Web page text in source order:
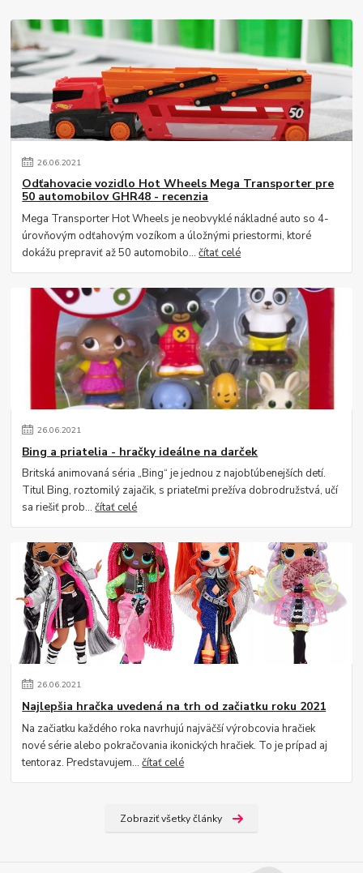
26.06.2021
Odťahovacie vozidlo Hot Wheels Mega Transporter pre
50 automobilov GHR48 - recenzia
Mega Transporter Hot Wheels je neobvyklé nákladné auto so 4-
úrovňovým odťahovým vozíkom a úložnými priestormi, ktoré
dokážu prepraviť až 50 automobilo...čítať celé
26.06.2021
Bing a priatelia - hračky ideálne na darček
Britská animovaná séria „Bing“ je jednou z najobľúbenejších detí.
Titul Bing, roztomilý zajačik, s priateľmi prežíva dobrodružstvá, učí
sa riešiť prob...čítať celé
26.06.2021
Najlepšia hračka uvedená na trh od začiatku roku 2021
Na začiatku každého roka navrhujú najväčší výrobcovia hračiek
nové série alebo pokračovania ikonických hračiek. To je prípad aj
tentoraz. Predstavujem...čítať celé
Zobraziť všetky články